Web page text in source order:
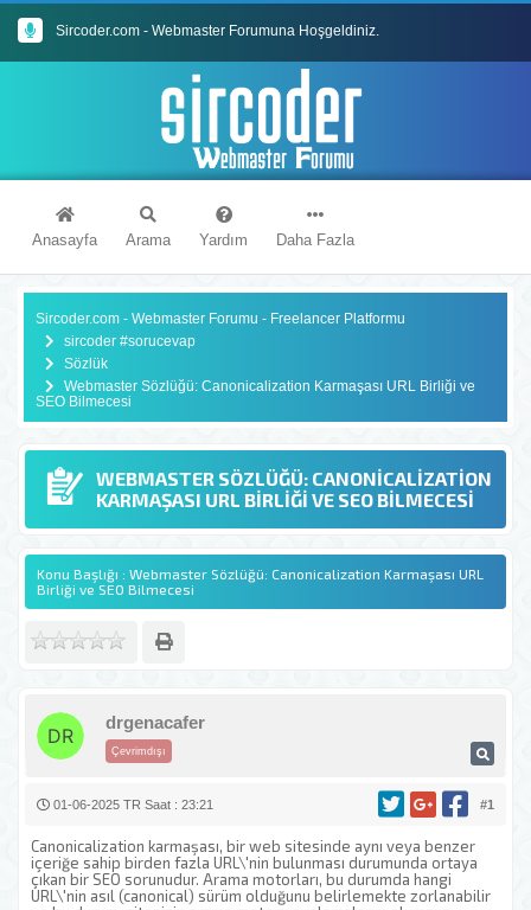
Sircoder.com - Webmaster Forumuna Hoşgeldiniz.
Sircoder.com Webmaster Forumu Kuralları
Anasayfa Arama Yardım Daha Fazla
Sircoder.com - Webmaster Forumu - Freelancer Platformu
sircoder #sorucevap
Sözlük
Webmaster Sözlüğü: Canonicalization Karmaşası URL Birliği ve
SEO Bilmecesi
WEBMASTER SÖZLÜĞÜ: CANONICALIZATION
KARMAŞASI URL BIRLIĞI VE SEO BILMECESI
Konu Başlığı : Webmaster Sözlüğü: Canonicalization Karmaşası URL
Birliği ve SEO Bilmecesi
Çevrimdışı
drgenacafer
#1
01-06-2025 TR Saat : 23:21
Canonicalization karmaşası, bir web sitesinde aynı veya benzer
içeriğe sahip birden fazla URL\'nin bulunması durumunda ortaya
çıkan bir SEO sorunudur. Arama motorları, bu durumda hangi
URL\'nin asıl (canonical) sürüm olduğunu belirlemekte zorlanabilir